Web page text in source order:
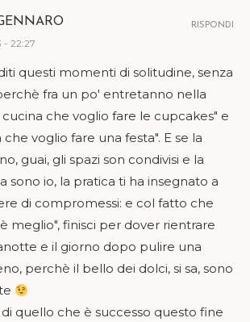
- 22:27
questi momenti di solitudine, senza
fra un po' entretanno nella
cucina che voglio fare le cupcakes" e
che voglio fare una festa". E se la
guai, gli spazi son condivisi e la
sono io, la pratica ti ha insegnato a
di compromessi: e col fatto che
meglio", finisci per dover rientrare
e il giorno dopo pulire una
perchè il bello dei dolci, si sa, sono
quello che è successo questo fine
RISPONDI